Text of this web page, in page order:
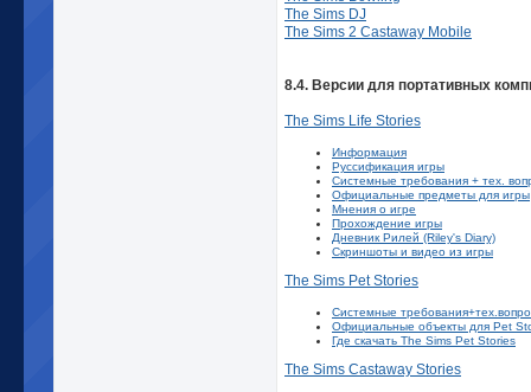
The Sims DJ
The Sims 2 Castaway Mobile
8.4. Версии для портативных
The Sims Life Stories
Информация
Руссификация игры
Системные требования + тех.
Официальные предметы для игры
Мнения о игре
Прохождение игры
Дневник Рилей (Riley's Diary)
Скриншоты и видео из игры
The Sims Pet Stories
Системные
Официальные объекты для Pet
Где скачать The Sims Pet Stories
The Sims Castaway Stories